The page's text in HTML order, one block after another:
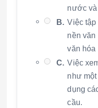
nước và
B. Việc
nền
văn hóa
C. Việc
như
dụng
cầu.